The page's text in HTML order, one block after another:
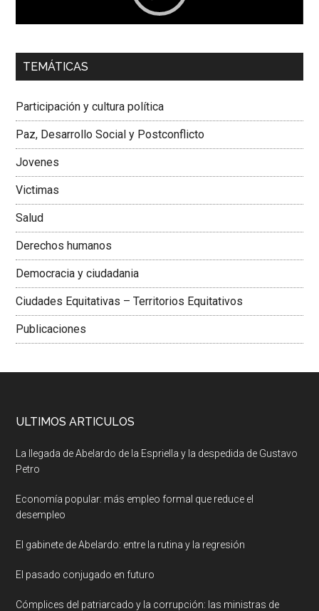
00:00 01:04
Dra. Carolina Corcho Mejía,Presidenta Corporación
Colombiana
TEMÁTICAS
Participación y cultura política
Paz, Desarrollo Social y Postconflicto
Jovenes
Victimas
Salud
Derechos humanos
Democracia y ciudadania
Ciudades Equitativas – Territorios Equitativos
Publicaciones
ULTIMOS ARTICULOS
La llegada de Abelardo de la Espriella y la despedida de Gustavo
Petro
Economía popular: más empleo formal que reduce el
desempleo
El gabinete de Abelardo: entre la rutina y la regresión
El pasado conjugado en futuro
Cómplices del patriarcado y la corrupción: las ministras de